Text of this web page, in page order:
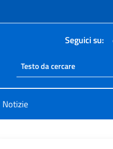
Seguici su:
Ricerca
Cerca nel sito
Notizie